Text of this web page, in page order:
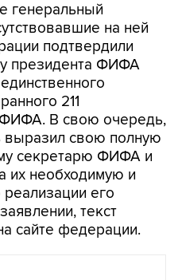
генеральный
на ней
подтвердили
президента ФИФА
211
ФИФА. В свою очередь,
свою полную
секретарю ФИФА и
их необходимую и
его
текст
сайте федерации.